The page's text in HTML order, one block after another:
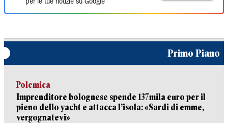
per le tue notizie su Google
Primo Piano
Polemica
Imprenditore bolognese spende 137mila euro per il
pieno dello yacht e attacca l’isola: «Sardi di emme,
vergognatevi»